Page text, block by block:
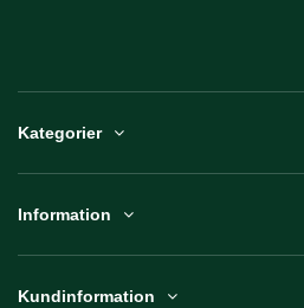
Kategorier
Information
Kundinformation